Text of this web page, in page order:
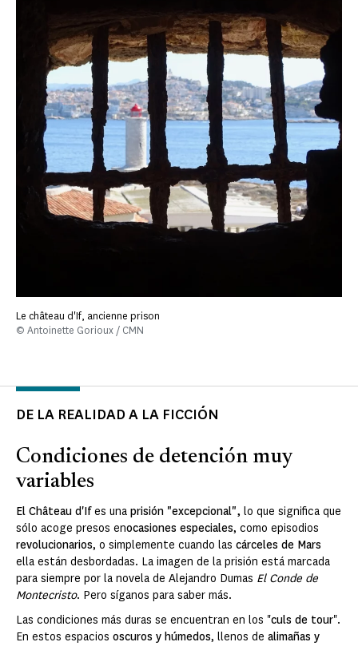
Le château d'If, ancienne prison
© Antoinette Gorioux / CMN
DE LA REALIDAD A LA FICCIÓN
Condiciones de detención muy
variables
El Château d'Ifes una prisión "excepcional", lo que significa que
sólo acoge presos enocasiones especiales, como episodios
revolucionarios, o simplemente cuando las cárceles de Mars
ella están desbordadas. La imagen de la prisión está marcada
para siempre por la novela de Alejandro Dumas El Conde de
Montecristo. Pero síganos para saber más.
Las condiciones más duras se encuentran en los "culs de tour".
En estos espacios oscuros y húmedos, llenos de alimañas y